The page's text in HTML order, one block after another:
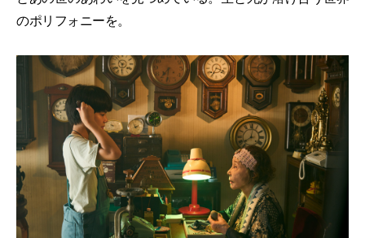
のポリフォニーを。